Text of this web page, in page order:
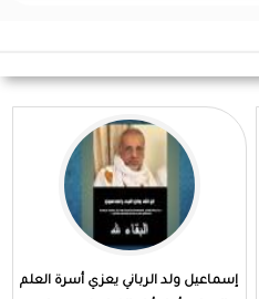
إسماعيل ولد الرباني يعزي أسرة العلم